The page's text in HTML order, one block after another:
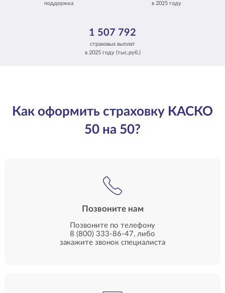
поддержка
в 2025 году
1 507 792
страховых выплат
в 2025 году (тыс.руб.)
Как оформить страховку КАСКО
50 на 50?
Позвоните нам
Позвоните по телефону
8 (800) 333-86-47, либо
закажите звонок специалиста